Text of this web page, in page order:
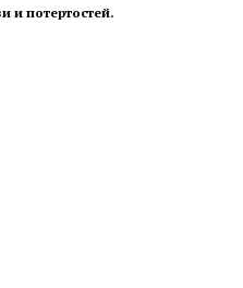
и потертостей.